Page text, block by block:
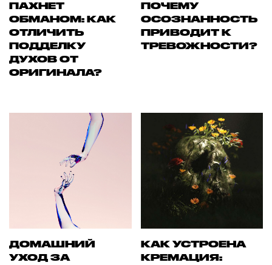
ПАХНЕТ
ОБМАНОМ: КАК
ОТЛИЧИТЬ
ПОДДЕЛКУ
ДУХОВ ОТ
ОРИГИНАЛА?
ПОЧЕМУ
ОСОЗНАННОСТЬ
ПРИВОДИТ К
ТРЕВОЖНОСТИ?
ДОМАШНИЙ
УХОД ЗА
КАК УСТРОЕНА
КРЕМАЦИЯ: